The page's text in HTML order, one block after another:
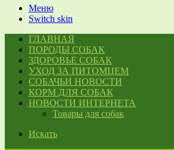
Меню
Switch skin
ГЛАВНАЯ
ПОРОДЫ СОБАК
ЗДОРОВЬЕ СОБАК
УХОД ЗА ПИТОМЦЕМ
СОБАЧЬИ НОВОСТИ
КОРМ ДЛЯ СОБАК
НОВОСТИ ИНТЕРНЕТА
Товары для собак
Искать